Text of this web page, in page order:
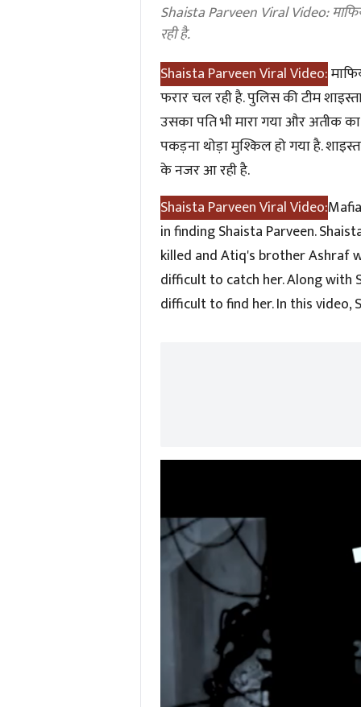
Shaista Parveen Viral Video:
रही है.
Shaista Parveen Viral Video:
फरार चल रही है. पुलिस की टीम
उसका पति भी मारा गया और अतीक
पकड़ना थोड़ा मुश्किल हो गया है.
के नजर आ रही है.
Shaista Parveen Viral Video:
in finding Shaista Parveen.
killed and Atiq's brother Ashraf
difficult to catch her. Along with
difficult to find her. In this video,